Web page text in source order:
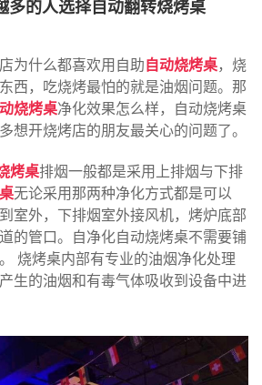
多的人选择自动翻转烧烤桌
为什么都喜欢用自助 自动烧烤桌，烧
西，吃烧烤最怕的就是油烟问题。那
烧烤桌净化效果怎么样，自动烧烤桌
想开烧烤店的朋友最关心的问题了。
烤桌排烟一般都是采用上排烟与下排
无论采用那两种净化方式都是可以
室外，下排烟室外接风机，烤炉底部
的管口。自净化自动烧烤桌不需要铺
烧烤桌内部有专业的油烟净化处理
生的油烟和有毒气体吸收到设备中进